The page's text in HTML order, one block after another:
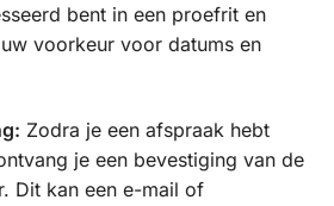
bent in een proefrit en
voorkeur voor datums en
Zodra je een afspraak hebt
je een bevestiging van de
Dit kan een e-mail of